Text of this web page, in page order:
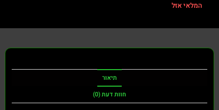
המלאי אזל
תיאור
חוות דעת (0)